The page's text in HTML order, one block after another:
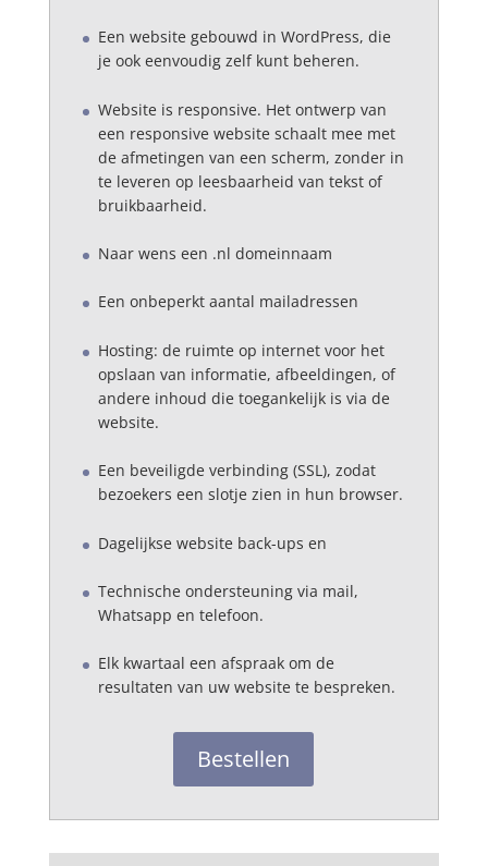
Een website gebouwd in WordPress, die
je ook eenvoudig zelf kunt beheren.
Website is responsive. Het ontwerp van
een responsive website schaalt mee met
de afmetingen van een scherm, zonder in
te leveren op leesbaarheid van tekst of
bruikbaarheid.
Naar wens een .nl domeinnaam
Een onbeperkt aantal mailadressen
Hosting: de ruimte op internet voor het
opslaan van informatie, afbeeldingen, of
andere inhoud die toegankelijk is via de
website.
Een beveiligde verbinding (SSL), zodat
bezoekers een slotje zien in hun browser.
Dagelijkse website back-ups en
Technische ondersteuning via mail,
Whatsapp en telefoon.
Elk kwartaal een afspraak om de
resultaten van uw website te bespreken.
Bestellen